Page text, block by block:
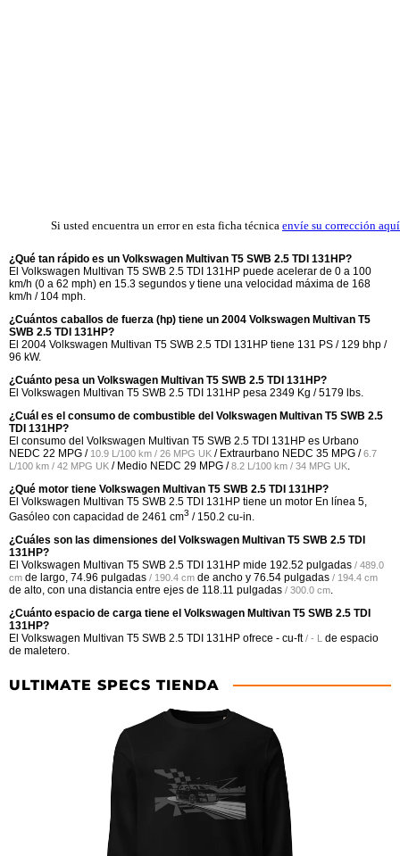
Si usted encuentra un error en esta ficha técnica envíe su corrección aquí
¿Qué tan rápido es un Volkswagen Multivan T5 SWB 2.5 TDI 131HP?
El Volkswagen Multivan T5 SWB 2.5 TDI 131HP puede acelerar de 0 a 100
km/h (0 a 62 mph) en 15.3 segundos y tiene una velocidad máxima de 168
km/h / 104 mph.
¿Cuántos caballos de fuerza (hp) tiene un 2004 Volkswagen Multivan T5
SWB 2.5 TDI 131HP?
El 2004 Volkswagen Multivan T5 SWB 2.5 TDI 131HP tiene 131 PS / 129 bhp /
96 kW.
¿Cuánto pesa un Volkswagen Multivan T5 SWB 2.5 TDI 131HP?
El Volkswagen Multivan T5 SWB 2.5 TDI 131HP pesa 2349 Kg / 5179 lbs.
¿Cuál es el consumo de combustible del Volkswagen Multivan T5 SWB 2.5
TDI 131HP?
El consumo del Volkswagen Multivan T5 SWB 2.5 TDI 131HP es Urbano
NEDC 22 MPG / 10.9 L/100 km / 26 MPG UK / Extraurbano NEDC 35 MPG /6.7
L/100 km / 42 MPG UK / Medio NEDC 29 MPG /8.2 L/100 km / 34 MPG UK.
¿Qué motor tiene Volkswagen Multivan T5 SWB 2.5 TDI 131HP?
El Volkswagen Multivan T5 SWB 2.5 TDI 131HP tiene un motor En línea 5,
Gasóleo con capacidad de 2461 cm3 / 150.2 cu-in.
¿Cuáles son las dimensiones del Volkswagen Multivan T5 SWB 2.5 TDI
131HP?
El Volkswagen Multivan T5 SWB 2.5 TDI 131HP mide 192.52 pulgadas / 489.0
cm de largo, 74.96 pulgadas / 190.4 cm de ancho y 76.54 pulgadas / 194.4 cm
de alto, con una distancia entre ejes de 118.11 pulgadas / 300.0 cm.
¿Cuánto espacio de carga tiene el Volkswagen Multivan T5 SWB 2.5 TDI
131HP?
El Volkswagen Multivan T5 SWB 2.5 TDI 131HP ofrece - cu-ft / - L de espacio
de maletero.
ULTIMATE SPECS TIENDA